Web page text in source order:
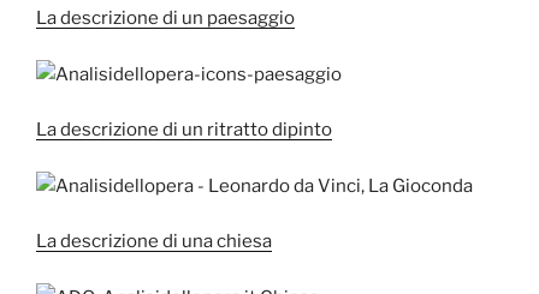
La descrizione di un paesaggio
La descrizione di un ritratto dipinto
La descrizione di una chiesa